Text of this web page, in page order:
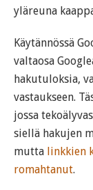
yläreuna
Käytännössä
valtaosa
hakutuloksia,
vastaukseen.
jossa
siellä hakujen
mutta linkkien
romahtanut.